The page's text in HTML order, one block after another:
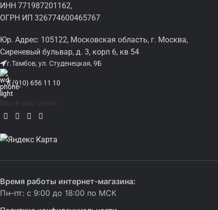
ИНН 771987201162,
ОГРН ИП 326774600465767
Юр. Адрес: 105122, Московская область, г. Москва,
Сиреневый бульвар, д. 3, корп 6, кв 54
г.Тамбов, ул. Студенецкая, 9Б
8 (910) 656 11 10
Время работы интернет-магазина:
Пн–пт: с 9:00 до 18:00 по МСК